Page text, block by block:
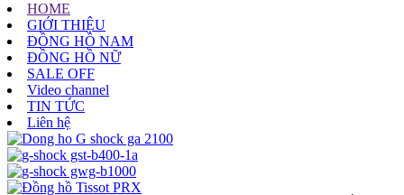
HOME
GIỚI THIỆU
ĐỒNG HỒ NAM
ĐỒNG HỒ NỮ
SALE OFF
Video channel
TIN TỨC
Liên hệ